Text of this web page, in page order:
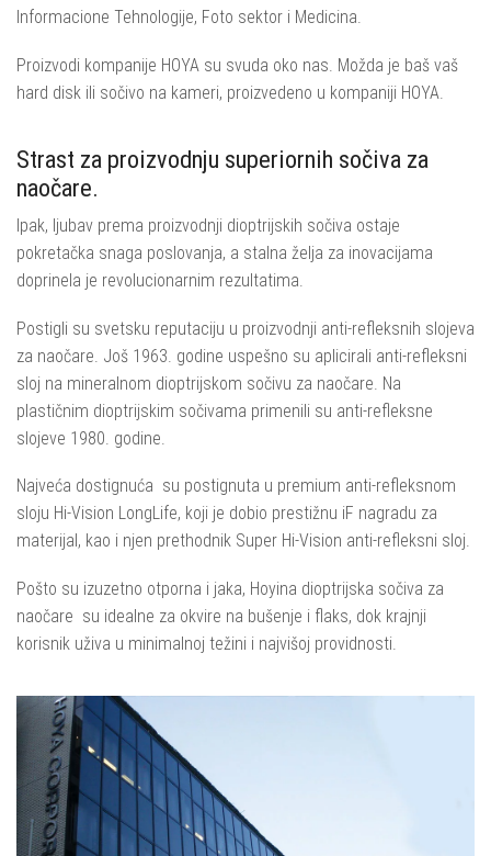
Informacione Tehnologije, Foto sektor i Medicina.
Proizvodi kompanije HOYA su svuda oko nas. Možda je baš vaš
hard disk ili sočivo na kameri, proizvedeno u kompaniji HOYA.
Strast za proizvodnju superiornih sočiva za
naočare.
Ipak, ljubav prema proizvodnji dioptrijskih sočiva ostaje
pokretačka snaga poslovanja, a stalna želja za inovacijama
doprinela je revolucionarnim rezultatima.
Postigli su svetsku reputaciju u proizvodnji anti-refleksnih slojeva
za naočare. Još 1963. godine uspešno su aplicirali anti-refleksni
sloj na mineralnom dioptrijskom sočivu za naočare. Na
plastičnim dioptrijskim sočivama primenili su anti-refleksne
slojeve 1980. godine.
Najveća dostignuća su postignuta u premium anti-refleksnom
sloju Hi-Vision LongLife, koji je dobio prestižnu iF nagradu za
materijal, kao i njen prethodnik Super Hi-Vision anti-refleksni sloj.
Pošto su izuzetno otporna i jaka, Hoyina dioptrijska sočiva za
naočare su idealne za okvire na bušenje i flaks, dok krajnji
korisnik uživa u minimalnoj težini i najvišoj providnosti.